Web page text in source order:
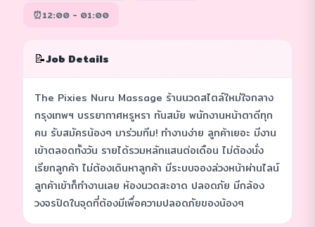
⏰12:00 - 01:00
📝Job Details
The Pixies Nuru Massage ร้านนวดสไตล์ใหม่ใจกลาง
กรุงเทพฯ บรรยากาศหรูหรา ทันสมัย พนักงานหน้าตาดีทุก
คน รับสมัครน้องๆ มาร่วมทีม! ทำงานง่าย ลูกค้าเยอะ มีงาน
เข้าตลอดทั้งวัน รายได้รวมหลักแสนต่อเดือน ไม่ต้องนั่ง
เรียกลูกค้า ไม่ต้องเดินหาลูกค้า มีระบบจองล่วงหน้าผ่านไลน์
ลูกค้าเข้าก็ทำงานเลย ห้องนวดสะอาด ปลอดภัย มีกล้อง
วงจรปิดในจุดที่ต้องมีเพื่อความปลอดภัยของน้องๆ